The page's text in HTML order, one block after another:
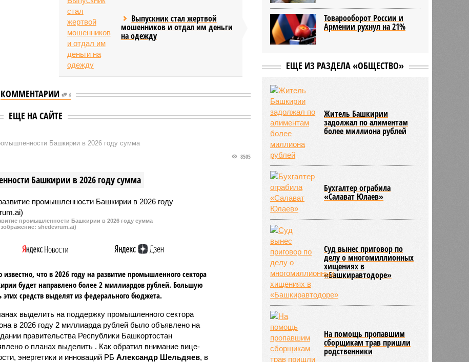
Выпускник стал жертвой
мошенников и отдал им деньги
на одежду
КОММЕНТАРИИ 0
ЕЩЕ НА САЙТЕ
Башкирии в 2026 году сумма
Башкирии в 2026 году сумма
8505
промышленности Башкирии в 2026 году сумма
shedevrum.ai)
известно, что в 2026 году на развитие промышленного сектора
будет направлено более 2 миллиардов рублей. Большую
этих средств выделят из федерального бюджета.
выделить на поддержку промышленного сектора
в 2026 году 2 миллиарда рублей было объявлено на
правительства Республики Башкортостан
о планах выделить . Как обратил внимание вице-
энергетики и инноваций РБ Александр Шельдяев, в
Товарооборот России и
Армении рухнул на 21%
ЕЩЕ ИЗ РАЗДЕЛА «ОБЩЕСТВО»
Житель Башкирии
задолжал по алиментам
более миллиона рублей
Бухгалтер ограбила
«Салават Юлаев»
Суд вынес приговор по
делу о многомиллионных
хищениях в
«Башкиравтодоре»
На помощь пропавшим
сборщикам трав пришли
родственники